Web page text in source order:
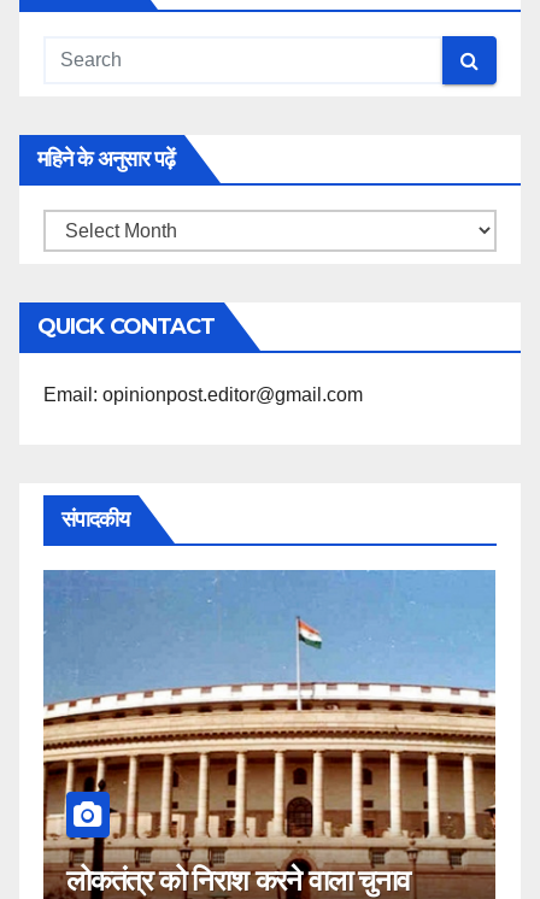
महिने के अनुसार पढ़ें
महिने
अनुसार
पढ़ें
QUICK CONTACT
Email: opinionpost.editor@gmail.com
संपादकीय
करने वाला चुनाव
कहीं यह सीजेआई के
नहीं!